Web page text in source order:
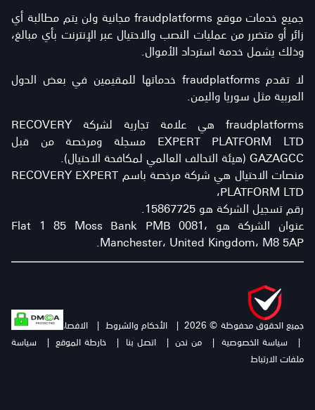
جميع خدمات موقع fraudplatforms مجانية ولن يتم مطالبة أي
زائر أو متضرر من عمليات النصب والاحتيال عبر الإنترنت بأي مبالغ،
وذلك يشمل خدمة استرداد الأموال.
لا تقدم fraudplatforms خدماتها للمقيمين في بعض الدول
العربية مثل سوريا واليمن.
fraudplatforms هي علامة تجارية لشركة RECOVERY
EXPERT PLATFORM LTD مسجلة ومرخصة من قبل
GAZAGCC (هيئة التحالف العالمي لمكافحة الاحتيال).
منصات الاحتيال هي شركة مرخصة باسم RECOVERY EXPERT
PLATFORM LTD،
رقم تسجيل الشركة هو 15867725.
عنوان الشركة هو Flat 1 85 Moss Bank PMB 0081،
Manchester، United Kingdom، M8 5AP.
جميع الحقوق محفوظة © 2026 |الأحكام والشروط | الافصاح عن المخاطرة
| سياسة الخصوصية| من نحن|اتصل بنا |خارطة الموقع | سياسة
ملفات الارتباط